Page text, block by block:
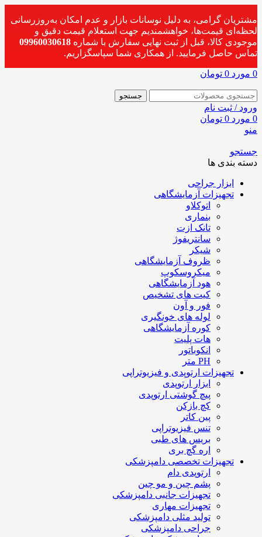
مشتریان گرامی، به دلیل نوسانات بازار و عدم امکان به‌روزرسانی
لحظه‌ای قیمت‌ها، خواهشمندیم جهت استعلام قیمت دقیق و
موجودی کالا، قبل از ثبت نهایی سفارش با شماره 09960030618
تماس حاصل فرمایید. از همکاری شما سپاسگزاریم.
0 مورد 0 تومان
جستجو
ورود / ثبت نام
0 مورد 0 تومان
منو
جستجو
دسته بندی ها
ابزار جراحی
تجهیزات آزمایشگاهی
اتوکلاو
بنماری
تانک ازت
سانتریفوژ
شیکر
ظروف آزمایشگاهی
میکروسکوپ
هود آزمایشگاهی
کیت های تشخیص
فور و آون
لوله های خونگیری
کوره آزمایشگاهی
هات پلیت
انکوباتور
PH متر
تجهیزات ارتوپدی و فیزیوتراپی
ابزار ارتوپدی
پیچ گوشتی ارتوپدی
کچ بازکن
پین کاتر
تنس فیزیوتراپی
بریس های طبی
اره گچ بری
تجهیزات تخصصی دامپزشکی
ارتوپدی دام
پشم چین و مو چین
تجهیزات جانبی دامپزشکی
تجهیزات مهاری
تولید مثلی دامپزشکی
جراحی دامپزشکی